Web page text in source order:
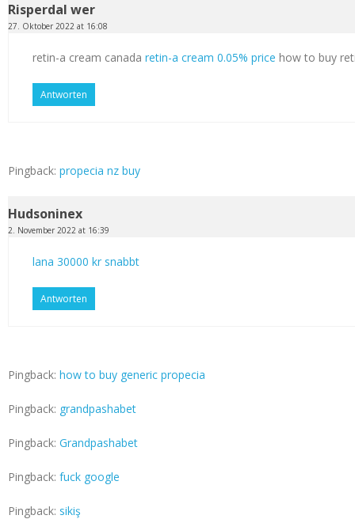
Risperdal wer
27. Oktober 2022 at 16:08
retin-a cream canada retin-a cream 0.05% price how to buy
Antworten
Pingback: propecia nz buy
Hudsoninex
2. November 2022 at 16:39
lana 30000 kr snabbt
Antworten
Pingback: how to buy generic propecia
Pingback: grandpashabet
Pingback: Grandpashabet
Pingback: fuck google
Pingback: sikiş